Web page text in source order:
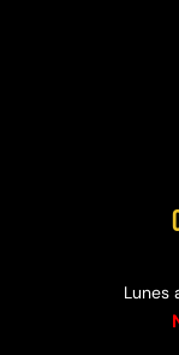
Lunes